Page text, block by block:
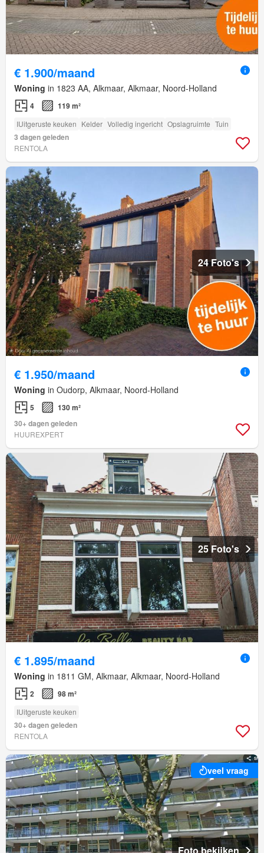
€ 1.900/maand
Woning in 1823 AA, Alkmaar, Alkmaar, Noord-Holland
4 119 m²
IUitgeruste keuken Kelder Volledig ingericht Opslagruimte Tuin
3 dagen geleden
RENTOLA
24 Foto's
€ 1.950/maand
Woning in Oudorp, Alkmaar, Noord-Holland
5
130 m²
30+ dagen geleden
HUUREXPERT
25 Foto's
€ 1.895/maand
Woning in 1811 GM, Alkmaar, Alkmaar, Noord-Holland
2 98 m²
IUitgeruste keuken
30+ dagen geleden
RENTOLA
veel vraag